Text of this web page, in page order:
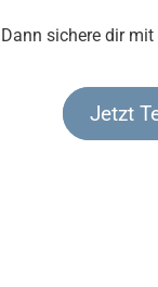
sichere dir
Jetzt